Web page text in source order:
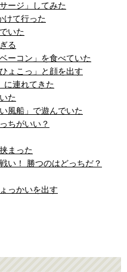
ージ」してみた
けて行った
いた
る
ーコン」を食べていた
ょこっ」と顔を出す
に連れてきた
た
風船」で遊んでいた
ちがいい？
まった
い！ 勝つのはどっちだ？
っかいを出す